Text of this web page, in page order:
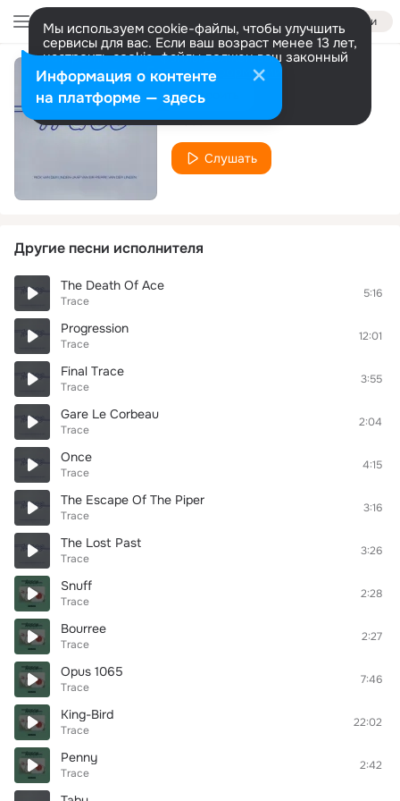
Войти
Мы используем cookie-файлы, чтобы улучшить
сервисы для вас. Если ваш возраст менее 13 лет,
настроить cookie-файлы должен ваш законный
представитель. Больше информации
Разрешить все Настроить
Gaillarde
Trace
Слушать
Другие песни исполнителя
The Death Of Ace
Trace
5:16
Progression
Trace
12:01
Final Trace
Trace
3:55
Gare Le Corbeau
Trace
2:04
Once
Trace
4:15
The Escape Of The Piper
Trace
3:16
The Lost Past
Trace
3:26
Snuff
Trace
2:28
Bourree
Trace
2:27
Opus 1065
Trace
7:46
King-Bird
Trace
22:02
Penny
Trace
2:42
Информация о контенте
на платформе — здесь